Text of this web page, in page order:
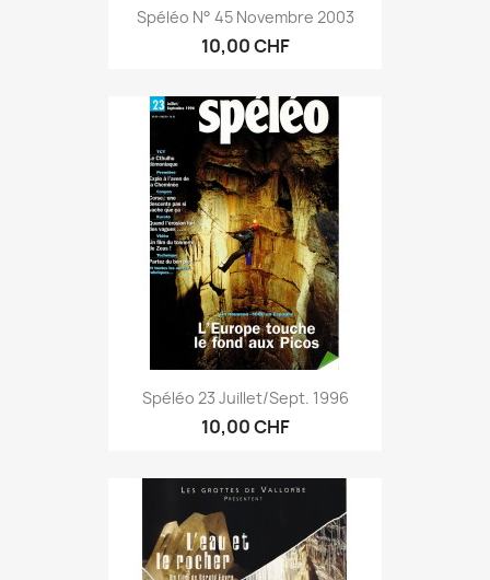
Spéléo N° 45 Novembre 2003
10,00 CHF
Spéléo 23 Juillet/sept. 1996
10,00 CHF